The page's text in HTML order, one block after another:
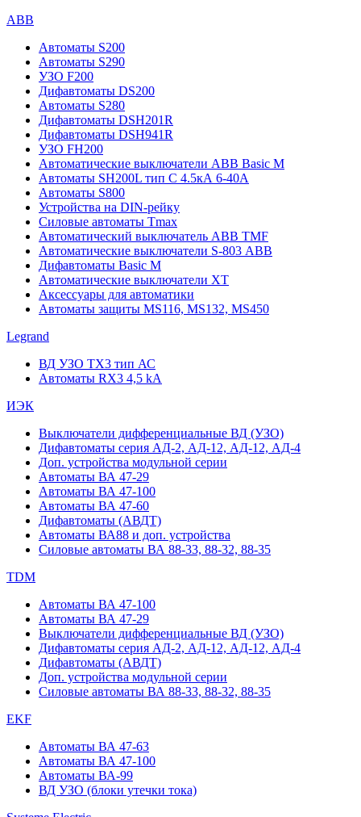
ABB
Автоматы S200
Автоматы S290
УЗО F200
Дифавтоматы DS200
Автоматы S280
Дифавтоматы DSH201R
Дифавтоматы DSH941R
УЗО FH200
Автоматические выключатели ABB Basic M
Автоматы SH200L тип С 4.5кА 6-40А
Автоматы S800
Устройства на DIN-рейку
Силовые автоматы Tmax
Автоматический выключатель ABB TMF
Автоматические выключатели S-803 АВВ
Дифавтоматы Basic M
Автоматические выключатели XT
Аксессуары для автоматики
Автоматы защиты MS116, MS132, MS450
Legrand
ВД УЗО TX3 тип АС
Автоматы RX3 4,5 kA
ИЭК
Выключатели дифференциальные ВД (УЗО)
Дифавтоматы серия АД-2, АД-12, АД-12, АД-4
Доп. устройства модульной серии
Автоматы ВА 47-29
Автоматы ВА 47-100
Автоматы ВА 47-60
Дифавтоматы (АВДТ)
Автоматы ВА88 и доп. устройства
Силовые автоматы ВА 88-33, 88-32, 88-35
TDM
Автоматы ВА 47-100
Автоматы ВА 47-29
Выключатели дифференциальные ВД (УЗО)
Дифавтоматы серия АД-2, АД-12, АД-12, АД-4
Дифавтоматы (АВДТ)
Доп. устройства модульной серии
Силовые автоматы ВА 88-33, 88-32, 88-35
EKF
Автоматы ВА 47-63
Автоматы ВА 47-100
Автоматы ВА-99
ВД УЗО (блоки утечки тока)